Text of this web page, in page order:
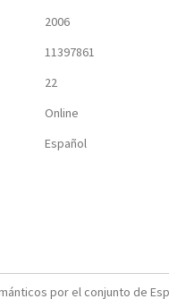
2006
11397861
22
Online
Español
por el conjunto de